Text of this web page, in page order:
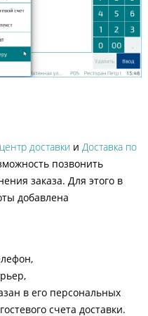
доставки и Доставка по
позвонить
заказа. Для этого в
добавлена
в его персональных
счета доставки.